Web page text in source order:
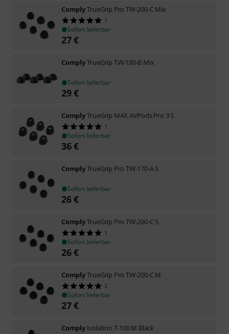
ComplyTrueGrip Pro TW-200-C Mix
1
Sofort lieferbar
27€
ComplyTrueGrip TW-180-B Mix
Sofort lieferbar
29€
ComplyTrueGrip MAX AirPods Pro 3 S
1
Sofort lieferbar
36€
ComplyTrueGrip Pro TW-170-A S
Sofort lieferbar
26€
ComplyTrueGrip Pro TW-200-C S
1
Sofort lieferbar
26€
ComplyTrueGrip Pro TW-200-C M
2
Sofort lieferbar
27€
Comply Isolation T-100 M Black